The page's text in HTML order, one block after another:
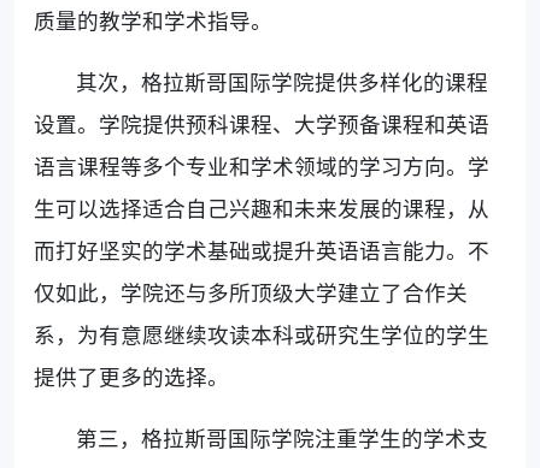
质量的教学和学术指导。
其次，格拉斯哥国际学院提供多样化的课程
设置。学院提供预科课程、大学预备课程和英语
语言课程等多个专业和学术领域的学习方向。学
生可以选择适合自己兴趣和未来发展的课程，从
而打好坚实的学术基础或提升英语语言能力。不
仅如此，学院还与多所顶级大学建立了合作关
系，为有意愿继续攻读本科或研究生学位的学生
提供了更多的选择。
第三，格拉斯哥国际学院注重学生的学术支